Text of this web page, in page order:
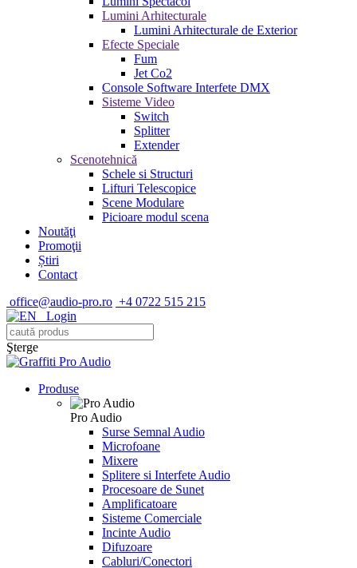
Lumini Arhitecturale
Lumini Arhitecturale de Exterior
Efecte Speciale
Fum
Jet Co2
Console Software Interfete DMX
Sisteme Video
Switch
Splitter
Extender
Scenotehnică
Schele si Structuri
Lifturi Telescopice
Scene Modulare
Picioare modul scena
Noutăţi
Promoţii
Știri
Contact
office@audio-pro.ro +4 0722 515 215
Login
Şterge
Produse
Pro Audio
Surse Semnal Audio
Microfoane
Mixere
Splitere si Interfete Audio
Procesoare de Sunet
Amplificatoare
Sisteme Comerciale
Incinte Audio
Difuzoare
Cabluri/Conectori